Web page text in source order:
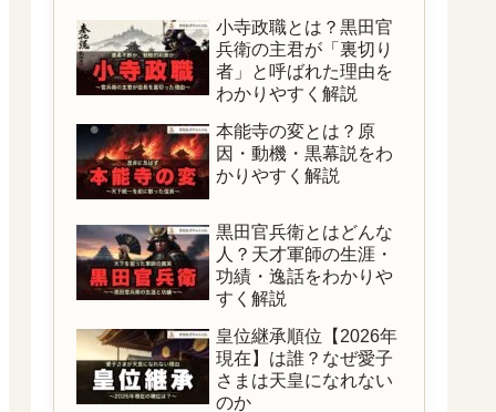
小寺政職とは？黒田官
兵衛の主君が「裏切り
者」と呼ばれた理由を
わかりやすく解説
本能寺の変とは？原
因・動機・黒幕説をわ
かりやすく解説
黒田官兵衛とはどんな
人？天才軍師の生涯・
功績・逸話をわかりや
すく解説
皇位継承順位【2026年
現在】は誰？なぜ愛子
さまは天皇になれない
のか